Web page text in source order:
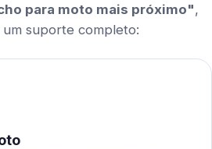
para moto mais próximo",
suporte completo: